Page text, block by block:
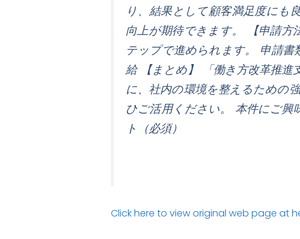
り、結果として顧客満足度に
向上が期待できます。 【申請
テップで進められます。 申請書
給 【まとめ】 「働き方改革推
に、社内の環境を整えるための
ひご活用ください。 本件にご
ト（必須）
Click here to view original web page at